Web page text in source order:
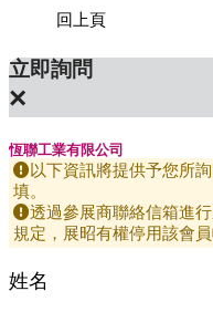
回上頁
立即詢問
×
恆聯工業有限公司
以下資訊將提供予您所
填。
透過參展商聯絡信箱進
規定，展昭有權停用該會員
姓名